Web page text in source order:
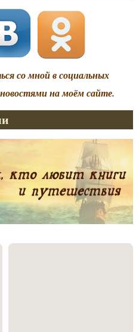
со мной в социальных
на моём сайте.